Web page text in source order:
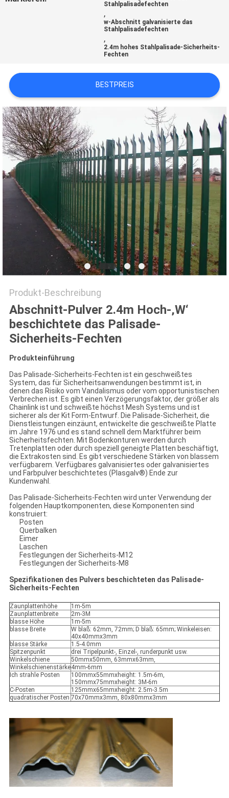
SIE
EIN
ZITAT
SITEMAP
PRIVACY
POLICY
Stahlpalisadefechten
,
w-Abschnitt galvanisierte das
Stahlpalisadefechten
,
2.4m hohes Stahlpalisade-Sicherheits-
Fechten
BESTPREIS
Produkt-Beschreibung
Abschnitt-Pulver 2.4m Hoch-‚W‘
beschichtete das Palisade-
Sicherheits-Fechten
Produkteinführung
Das Palisade-Sicherheits-Fechten ist ein geschweißtes
System, das für Sicherheitsanwendungen bestimmt ist, in
denen das Risiko vom Vandalismus oder vom opportunistischen
Verbrechen ist. Es gibt einen Verzögerungsfaktor, der größer als
Chainlink ist und schweißte höchst Mesh Systems und ist
sicherer als der Kit Form-Entwurf. Die Palisade-Sicherheit, die
Dienstleistungen einzäunt, entwickelte die geschweißte Platte
im Jahre 1976 und es stand schnell dem Marktführer beim
Sicherheitsfechten. Mit Bodenkonturen werden durch
Tretenplatten oder durch speziell geneigte Platten beschäftigt,
die Extrakosten sind. Es gibt verschiedene Stärken von blassem
verfügbarem. Verfügbares galvanisiertes oder galvanisiertes
und Farbpulver beschichtetes (Plasgalv®) Ende zur
Kundenwahl.
Das Palisade-Sicherheits-Fechten wird unter Verwendung der
folgenden Hauptkomponenten, diese Komponenten sind
konstruiert:
Posten
Querbalken
Eimer
Laschen
Festlegungen der Sicherheits-M12
Festlegungen der Sicherheits-M8
Spezifikationen des Pulvers beschichteten das Palisade-
Sicherheits-Fechten
Zaunplattenhöhe
1m-5m
Zaunplattenbreite
2m-3M
blasse Höhe
1m-5m
blasse Breite
W blaß: 62mm, 72mm; D blaß: 65mm; Winkeleisen:
40x40mmx3mm
blasse Stärke
1.5-4.0mm
Spitzenpunkt
drei Tripelpunkt-, Einzel-, runderpunkt usw.
Winkelschiene
50mmx50mm, 63mmx63mm,
Winkelschienenstärke4mm-6mm
Ich strahle Posten
100mmx55mmxheight: 1.5m-6m,
150mmx75mmxheight: 3M-6m
C-Posten
125mmx65mmxheight: 2.5m-3.5m
quadratischer Posten 70x70mmx3mm, 80x80mmx3mm